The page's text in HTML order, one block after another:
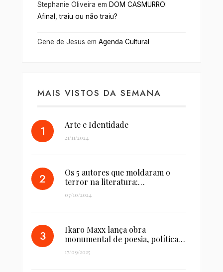
Stephanie Oliveira em DOM CASMURRO:
Afinal, traiu ou não traiu?
Gene de Jesus em Agenda Cultural
MAIS VISTOS DA SEMANA
Arte e Identidade
21/11/2024
Os 5 autores que moldaram o
terror na literatura:…
07/10/2024
Ikaro Maxx lança obra
monumental de poesia, política…
17/09/2025